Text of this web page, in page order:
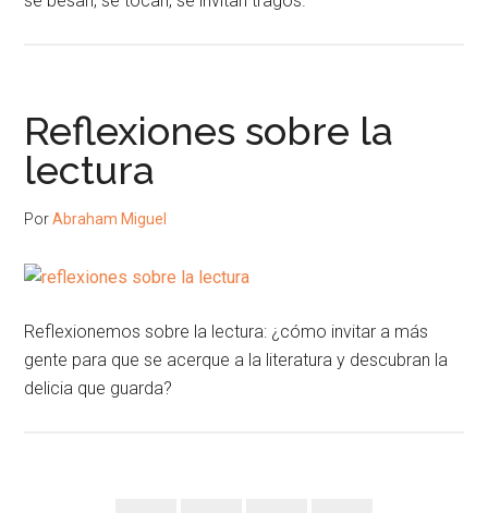
Reflexiones sobre la
lectura
PorAbraham Miguel
Reflexionemos sobre la lectura: ¿cómo invitar a más
gente para que se acerque a la literatura y descubran la
delicia que guarda?